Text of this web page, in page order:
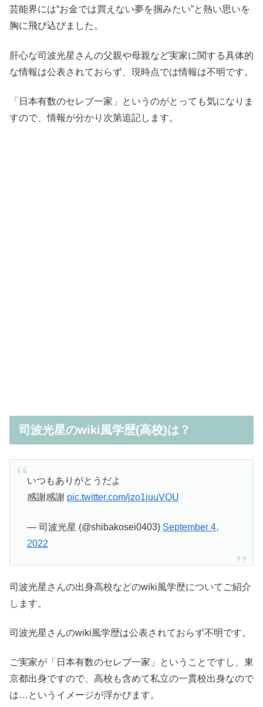
芸能界には“お金では買えない夢を掴みたい”と熱い思いを
胸に飛び込びました。
肝心な司波光星さんの父親や母親など実家に関する具体的
な情報は公表されておらず、現時点では情報は不明です。
「日本有数のセレブ一家」というのがとっても気になりま
すので、情報が分かり次第追記します。
司波光星のwiki風学歴(高校)は？
いつもありがとうだよ
感謝感謝 pic.twitter.com/jzo1juuVQU
— 司波光星 (@shibakosei0403) September 4,
2022
司波光星さんの出身高校などのwiki風学歴についてご紹介
します。
司波光星さんのwiki風学歴は公表されておらず不明です。
ご実家が「日本有数のセレブ一家」ということですし、東
京都出身ですので、高校も含めて私立の一貫校出身なので
は…というイメージが浮かびます。